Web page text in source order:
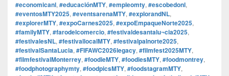
#economicanl, #educaciónMTY, #empleomty, #escobedonl,
#eventosMTY2025, #eventsarenaMTY, #explorandNL,
#explorerMTY, #expoCarnes2025, #expoEmpaqueNorte2025,
#familyMTY, #farodelcomercio, #festivaldesantalu¬cia2025,
#festivalesNL, #festivallocalMTY, #festivalpalnorte2025,
#festivalSantaLucia, #FIFAWC2026legacy, #filmfest2025MTY,
#filmfestivalMonterrey, #foodieMTY, #foodiesMTY, #foodmontrey,
#foodphotographymty, #foodpicsMTY, #foodstagramMTY,